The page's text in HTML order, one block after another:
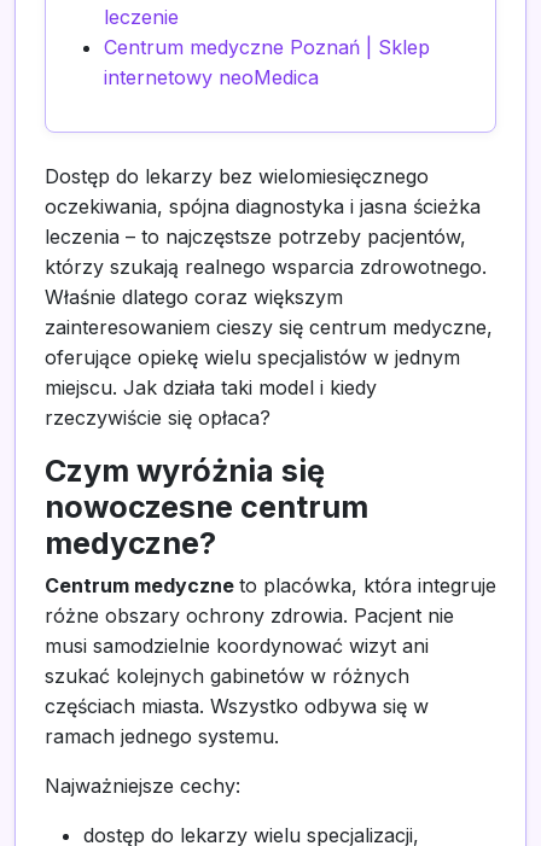
leczenie
Centrum medyczne Poznań | Sklep
internetowy neoMedica
Dostęp do lekarzy bez wielomiesięcznego
oczekiwania, spójna diagnostyka i jasna ścieżka
leczenia – to najczęstsze potrzeby pacjentów,
którzy szukają realnego wsparcia zdrowotnego.
Właśnie dlatego coraz większym
zainteresowaniem cieszy się centrum medyczne,
oferujące opiekę wielu specjalistów w jednym
miejscu. Jak działa taki model i kiedy
rzeczywiście się opłaca?
Czym wyróżnia się
nowoczesne centrum
medyczne?
Centrum medyczne to placówka, która integruje
różne obszary ochrony zdrowia. Pacjent nie
musi samodzielnie koordynować wizyt ani
szukać kolejnych gabinetów w różnych
częściach miasta. Wszystko odbywa się w
ramach jednego systemu.
Najważniejsze cechy:
dostęp do lekarzy wielu specjalizacji,